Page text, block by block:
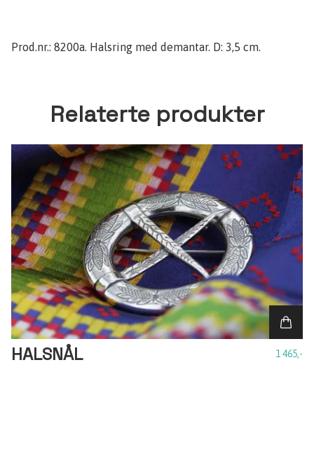
Prod.nr.: 8200a. Halsring med demantar. D: 3,5 cm.
Relaterte produkter
HALSNÅL 1 465,-